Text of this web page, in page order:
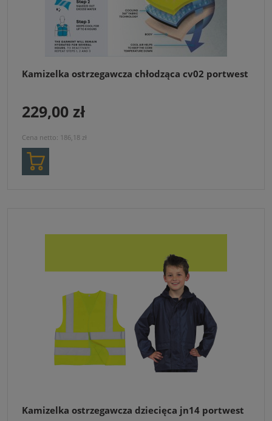
Kamizelka ostrzegawcza chłodząca cv02 portwest
229,00 zł
Cena netto: 186,18 zł
Kamizelka ostrzegawcza dziecięca jn14 portwest